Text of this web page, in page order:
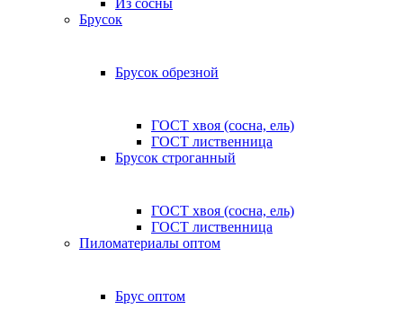
Из сосны
Брусок
Брусок обрезной
ГОСТ хвоя (сосна, ель)
ГОСТ лиственница
Брусок строганный
ГОСТ хвоя (сосна, ель)
ГОСТ лиственница
Пиломатериалы оптом
Брус оптом